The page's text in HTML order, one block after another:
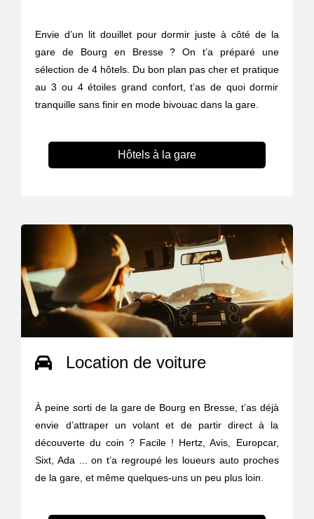
Envie d’un lit douillet pour dormir juste à côté de la
gare de Bourg en Bresse ? On t’a préparé une
sélection de 4 hôtels. Du bon plan pas cher et pratique
au 3 ou 4 étoiles grand confort, t’as de quoi dormir
tranquille sans finir en mode bivouac dans la gare.
Hôtels à la gare
Location de voiture
À peine sorti de la gare de Bourg en Bresse, t’as déjà
envie d’attraper un volant et de partir direct à la
découverte du coin ? Facile ! Hertz, Avis, Europcar,
Sixt, Ada ... on t’a regroupé les loueurs auto proches
de la gare, et même quelques-uns un peu plus loin.